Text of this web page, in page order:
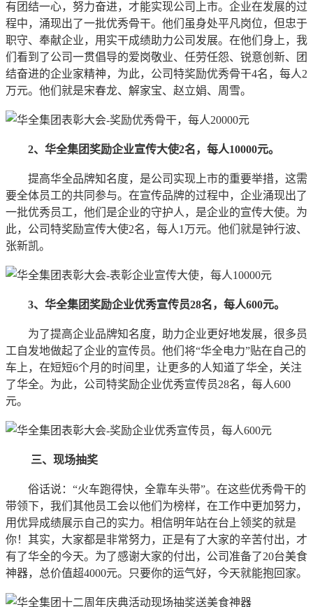
有团结一心，努力奋进，才能实现公司上市。企业在发展的过
程中，涌现出了一批优秀骨干。他们虽身处平凡岗位，但忠于
职守、奉献企业，用实干成绩助力公司发展。在他们身上，我
们看到了公司一贯倡导的爱岗敬业、任劳任怨、锐意创新、团
结奋进的企业家精神，为此，公司特奖励优秀骨干4名，每人2
万元。他们就是宋春龙、解家宝、赵立娟、周雪。
2、华全集团奖励企业宣传大使2名，每人10000元。
提高华全品牌知名度，是公司实现上市的重要举措，这需
要全体员工的共同参与。在宣传品牌的过程中，企业涌现出了
一批优秀员工，他们是企业的守护人，是企业的宣传大使。为
此，公司特奖励宣传大使2名，每人1万元。他们就是钟行波、
张新凯。
3、华全集团奖励企业优秀宣传员28名，每人600元。
为了提高企业品牌知名度，助力企业更好地发展，很多员
工自发地做起了企业的宣传员。他们将“华全电力”贴在自己的
车上，在短短6个月的时间里，让更多的人知道了华全，关注
了华全。为此，公司特奖励企业优秀宣传员28名，每人600
元。
三、现场抽奖
俗话说：“火车跑得快，全靠车头带”。在这些优秀骨干的
带领下，我们其他员工会以他们为榜样，在工作中更加努力，
用优异成绩展示自己的实力。相信明年站在台上领奖的就是
你！其实，大家都是非常努力，正是有了大家的辛苦付出，才
有了华全的今天。为了感谢大家的付出，公司准备了20台美食
神器，总价值超4000元。只要你的运气好，今天就能抱回家。